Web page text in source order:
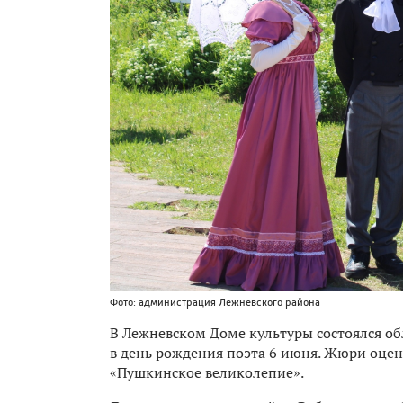
Фото: администрация Лежневского района
В Лежневском Доме культуры состоялся
в день рождения поэта 6 июня. Жюри
«Пушкинское великолепие».